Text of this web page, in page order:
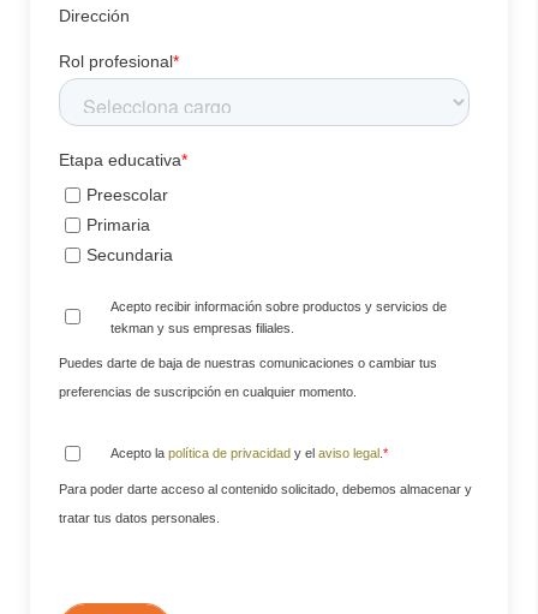
Dirección
Rol profesional*
Etapa educativa*
Preescolar
Primaria
Secundaria
Acepto recibir información sobre productos y servicios de
tekman y sus empresas filiales.
Puedes darte de baja de nuestras comunicaciones o cambiar tus
preferencias de suscripción en cualquier momento.
Acepto la política de privacidad y el aviso legal *
Para poder darte acceso al contenido solicitado, debemos almacenar y
tratar tus datos personales.